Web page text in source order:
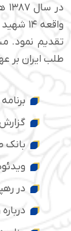
تقدیم نمود.
طلب ایران بر
در